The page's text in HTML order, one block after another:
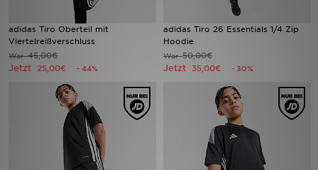
adidas Tiro Oberteil mit
Viertelreißverschluss
War45,00€
Jetzt 25,00€ - 44%
adidas Tiro 26 Essentials 1/4 Zip
Hoodie
War50,00€
Jetzt 35,00€ - 30%
JD Exklusives
Lade Die APP